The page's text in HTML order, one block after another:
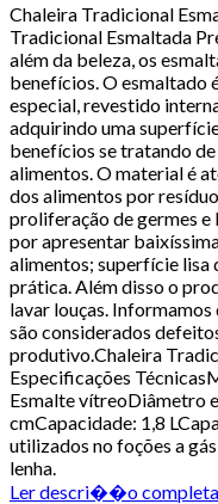
Chaleira Tradicional
Tradicional Esmaltada
além da beleza, os
benefícios. O esmaltado
especial, revestido
adquirindo uma
benefícios se tratando
alimentos. O material é
dos alimentos por
proliferação de germes
por apresentar
alimentos; superfície lisa
prática. Além disso o
lavar louças. Informamos
são considerados
produtivo.Chaleira
Especificações
Esmalte vítreoDiâmetro
cmCapacidade: 1,8
utilizados no foções a
lenha.
Ler descri��o completa